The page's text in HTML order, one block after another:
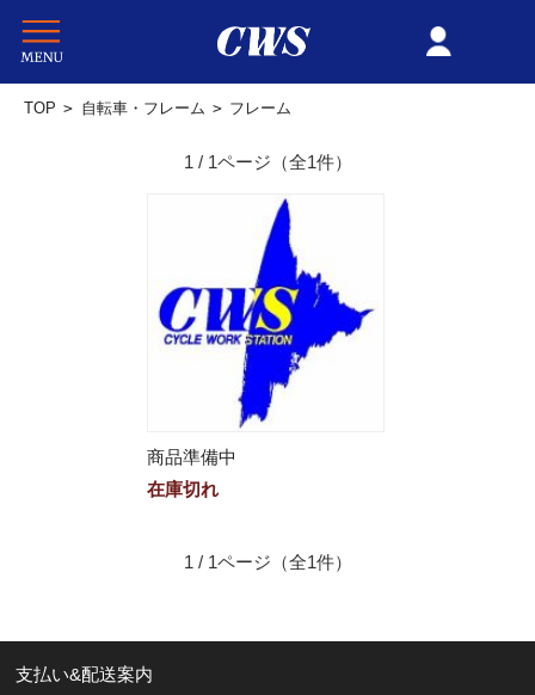
TOP > 自転車・フレーム > フレーム
1 / 1ページ （全1件）
商品準備中
在庫切れ
1 / 1ページ （全1件）
支払い&配送案内